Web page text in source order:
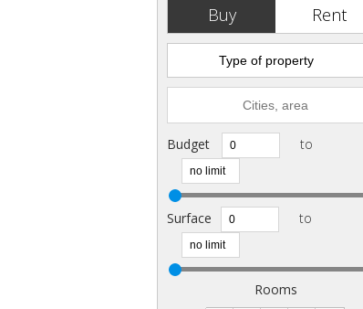
Buy Rent
Type of property
Budget to
Surface to
Rooms